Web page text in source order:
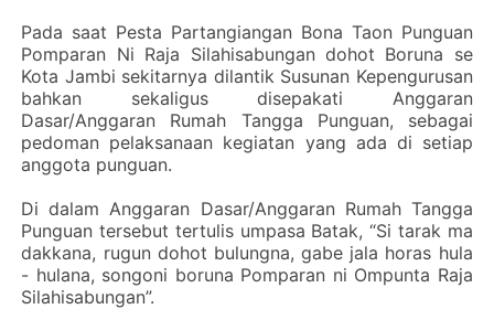
Pada saat Pesta Partangiangan Bona Taon Punguan
Pomparan Ni Raja Silahisabungan dohot Boruna se
Kota Jambi sekitarnya dilantik Susunan Kepengurusan
bahkan sekaligus disepakati Anggaran
Dasar/Anggaran Rumah Tangga Punguan, sebagai
pedoman pelaksanaan kegiatan yang ada di setiap
anggota punguan.
Di dalam Anggaran Dasar/Anggaran Rumah Tangga
Punguan tersebut tertulis umpasa Batak, “Si tarak ma
dakkana, rugun dohot bulungna, gabe jala horas hula
- hulana, songoni boruna Pomparan ni Ompunta Raja
Silahisabungan”.